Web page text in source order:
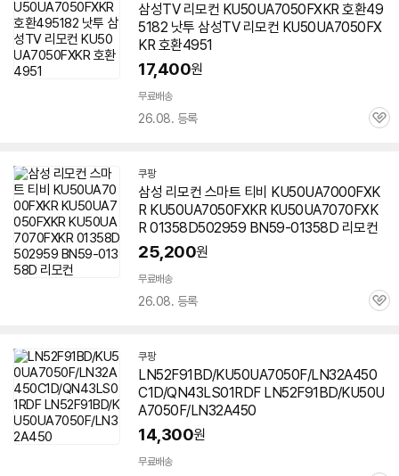
삼성TV 리모컨 KU50UA7050FXKR 호환49
5182 낫투 삼성TV 리모컨 KU50UA7050FX
KR 호환4951
17,400원
무료배송
26.08. 등록
관
쿠팡
삼성 리모컨 스마트 티비 KU50UA7000FXK
R KU50UA7050FXKR KU50UA7070FXK
R 01358D502959 BN59-01358D 리모컨
25,200원
무료배송
26.08. 등록
관
쿠팡
LN52F91BD/KU50UA7050F/LN32A450
C1D/QN43LS01RDF LN52F91BD/KU50U
A7050F/LN32A450
14,300원
무료배송